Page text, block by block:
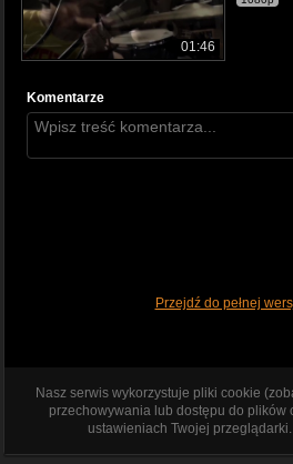
01:46
Komentarze
Przejdź do pełnej
Nasz serwis wykorzystuje pliki cookie
przechowywania lub dostępu do plików
ustawieniach Twojej przeglądarki.